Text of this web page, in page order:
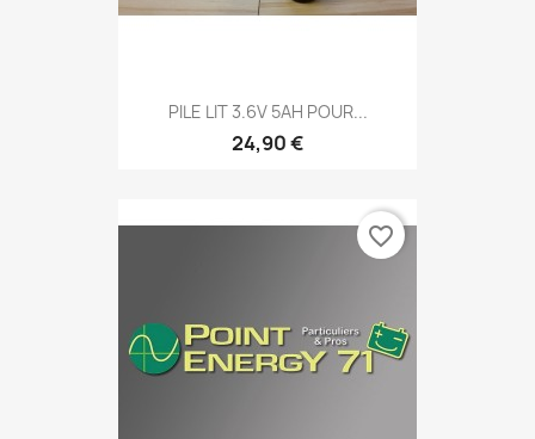
PILE LIT 3.6V 5AH POUR...
24,90 €
favorite_border